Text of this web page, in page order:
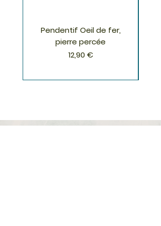
Pendentif Oeil de fer,
pierre percée
Prix
12,90 €